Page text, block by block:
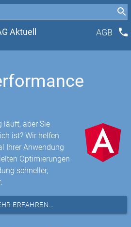
Aktuell AGB phone
läuft, aber Sie
ist? Wir helfen
Ihrer Anwendung
Optimierungen
schneller,
ERFAHREN...